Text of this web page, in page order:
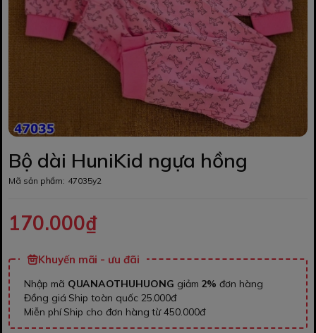
Bộ dài HuniKid ngựa hồng
Mã sản phẩm: 47035y2
170.000₫
Khuyến mãi - ưu đãi
Nhập mã QUANAOTHUHUONG giảm 2% đơn hàng
Đồng giá Ship toàn quốc 25.000đ
Miễn phí Ship cho đơn hàng từ 450.000đ